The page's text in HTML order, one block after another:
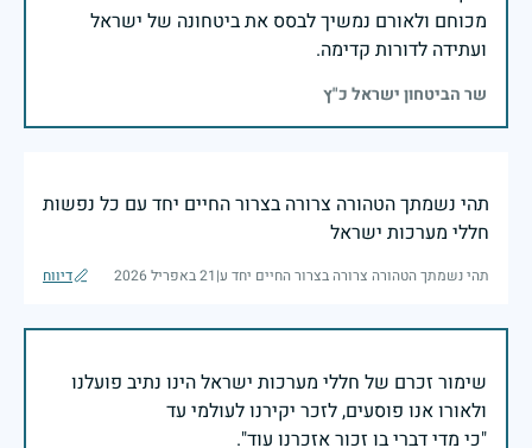
מכוחם ולאורם נמשיך לבסס את ביטחונה של ישראל
ועתידה לדורות קדימה.
שר הביטחון ישראל כ"ץ
תהי נשמתך הטהורה צרורה בצרור החיים יחד עם כל נפשות
חללי מערכות ישראל
תהי נשמתך הטהורה צרורה בצרור החיים יחד ע|21 באפריל 2026 דיווח
שימור זכרם של חללי מערכות ישראל הינו נתיב פועלנו